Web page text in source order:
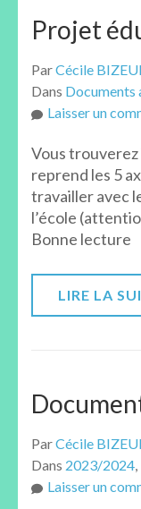
Projet
ParCécile
Dans
Laisser un
Vous
reprend les 5
travailler avec
l’école
Bonne lecture
LIRE LA
ParCécile
Dans 2023/2024,
Laisser un